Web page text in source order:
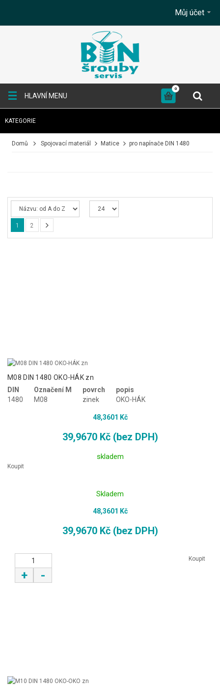
Můj účet
HLAVNÍ MENU
0
KATEGORIE
SPOJOVACÍ MATERIÁL
BRUSNÉ A ŘEZNÉ KOTOUČE
NÁŘADÍ A PŘÍSLUŠENSTVÍ
Domů Spojovací materiál Matice pro napínače DIN 1480
1 2
M08 DIN 1480 OKO-HÁK zn
DIN
1480
Označení M
M08
povrch
zinek
popis
OKO-HÁK
48,3601 Kč
39,9670 Kč (bez DPH)
skladem
Koupit
Skladem
48,3601 Kč
39,9670 Kč (bez DPH)
+ -
Koupit